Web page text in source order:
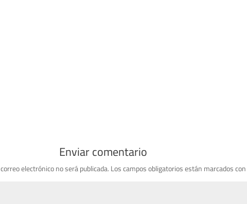
Enviar comentario
electrónico no será publicada. Los campos obligatorios están marcados con